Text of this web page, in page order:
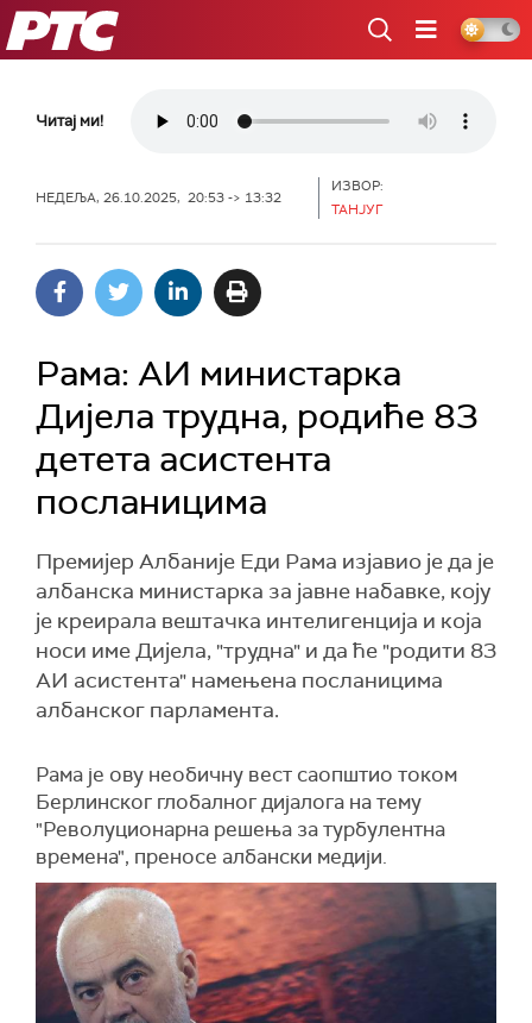
РТС
Читај ми!
НЕДЕЉА, 26.10.2025, 20:53 -> 13:32
ИЗВОР:
ТАНЈУГ
Рама: АИ министарка
Дијела трудна, родиће 83
детета асистента
посланицима
Премијер Албаније Еди Рама изјавио је да је
албанска министарка за јавне набавке, коју
је креирала вештачка интелигенција и која
носи име Дијела, "трудна" и да ће "родити 83
АИ асистента" намењена посланицима
албанског парламента.
Рама је ову необичну вест саопштио током
Берлинског глобалног дијалога на тему
"Револуционарна решења за турбулентна
времена", преносе албански медији.